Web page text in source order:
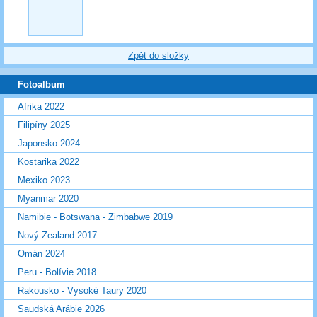
Zpět do složky
Fotoalbum
Afrika 2022
Filipíny 2025
Japonsko 2024
Kostarika 2022
Mexiko 2023
Myanmar 2020
Namibie - Botswana - Zimbabwe 2019
Nový Zealand 2017
Omán 2024
Peru - Bolívie 2018
Rakousko - Vysoké Taury 2020
Saudská Arábie 2026